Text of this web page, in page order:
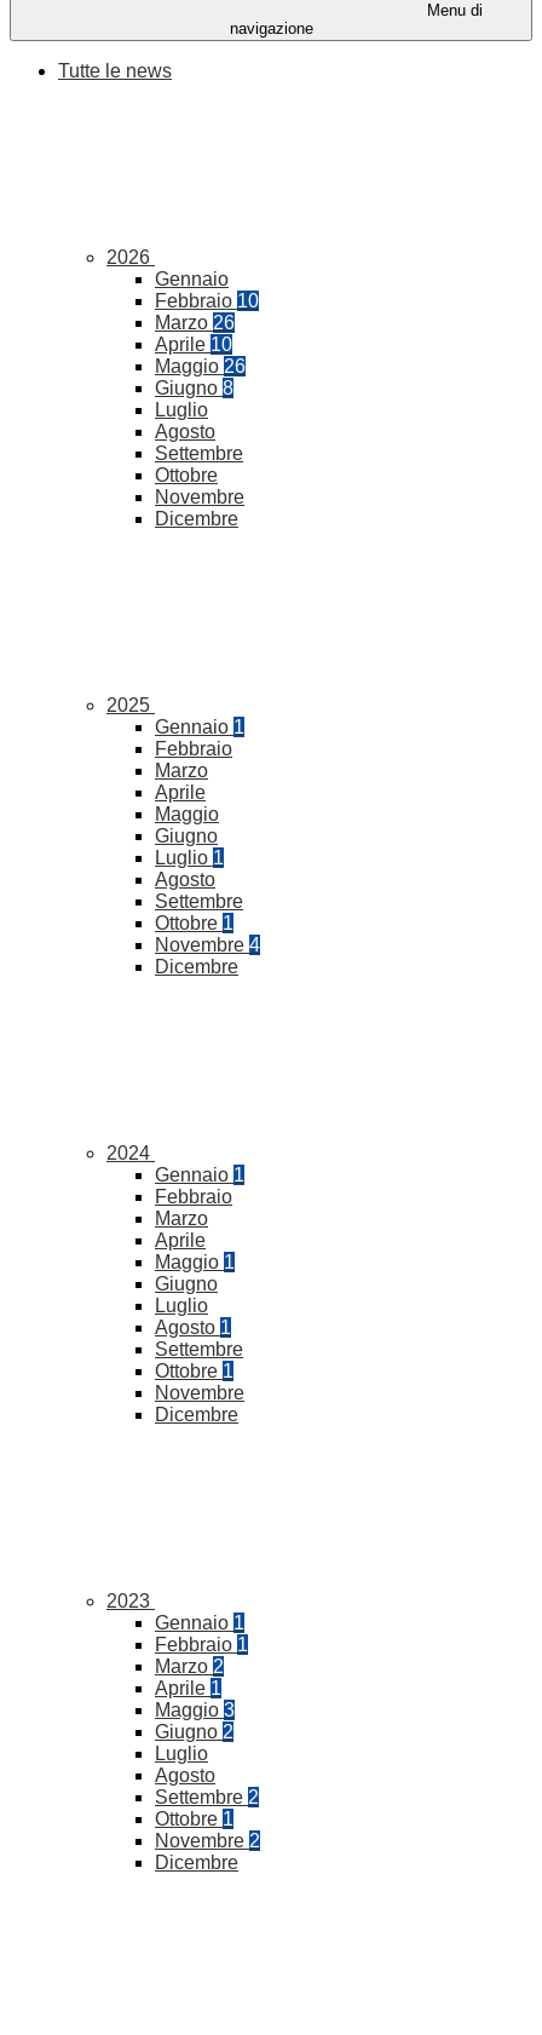
Menu di
navigazione
Tutte le news
2026
Gennaio
Febbraio 10
Marzo 26
Aprile 10
Maggio 26
Giugno 8
Luglio
Agosto
Settembre
Ottobre
Novembre
Dicembre
2025
Gennaio 1
Febbraio
Marzo
Aprile
Maggio
Giugno
Luglio 1
Agosto
Settembre
Ottobre 1
Novembre 4
Dicembre
2024
Gennaio 1
Febbraio
Marzo
Aprile
Maggio 1
Giugno
Luglio
Agosto 1
Settembre
Ottobre 1
Novembre
Dicembre
2023
Gennaio 1
Febbraio 1
Marzo 2
Aprile 1
Maggio 3
Giugno 2
Luglio
Agosto
Settembre 2
Ottobre 1
Novembre 2
Dicembre